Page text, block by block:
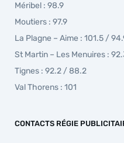
Méribel : 98.9
Moutiers : 97.9
La Plagne – Aime : 101.5 /
St Martin – Les Menuires :
Tignes : 92.2 / 88.2
Val Thorens : 101
CONTACTS RÉGIE